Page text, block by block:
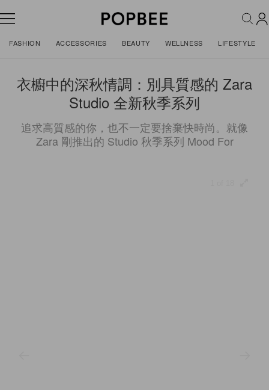
FASHION ACCESSORIES BEAUTY WELLNESS LIFESTYLE
衣櫥中的深秋情調：別具質感的 Zara
Studio 全新秋季系列
追求高質感的你，也不一定要捨棄快時尚。就像
Zara 剛推出的 Studio 秋季系列 Mood For